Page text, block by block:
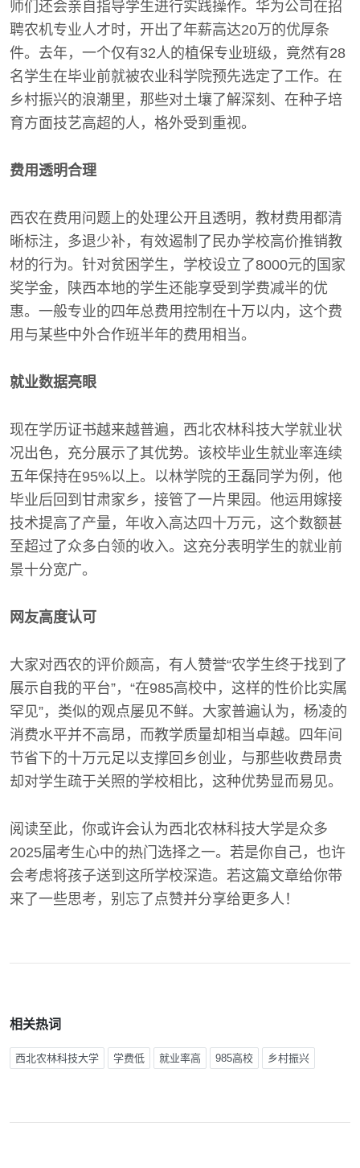
师们还会亲自指导学生进行实践操作。华为公司在招
聘农机专业人才时，开出了年薪高达20万的优厚条
件。去年，一个仅有32人的植保专业班级，竟然有28
名学生在毕业前就被农业科学院预先选定了工作。在
乡村振兴的浪潮里，那些对土壤了解深刻、在种子培
育方面技艺高超的人，格外受到重视。
费用透明合理
西农在费用问题上的处理公开且透明，教材费用都清
晰标注，多退少补，有效遏制了民办学校高价推销教
材的行为。针对贫困学生，学校设立了8000元的国家
奖学金，陕西本地的学生还能享受到学费减半的优
惠。一般专业的四年总费用控制在十万以内，这个费
用与某些中外合作班半年的费用相当。
就业数据亮眼
现在学历证书越来越普遍，西北农林科技大学就业状
况出色，充分展示了其优势。该校毕业生就业率连续
五年保持在95%以上。以林学院的王磊同学为例，他
毕业后回到甘肃家乡，接管了一片果园。他运用嫁接
技术提高了产量，年收入高达四十万元，这个数额甚
至超过了众多白领的收入。这充分表明学生的就业前
景十分宽广。
网友高度认可
大家对西农的评价颇高，有人赞誉“农学生终于找到了
展示自我的平台”，“在985高校中，这样的性价比实属
罕见”，类似的观点屡见不鲜。大家普遍认为，杨凌的
消费水平并不高昂，而教学质量却相当卓越。四年间
节省下的十万元足以支撑回乡创业，与那些收费昂贵
却对学生疏于关照的学校相比，这种优势显而易见。
阅读至此，你或许会认为西北农林科技大学是众多
2025届考生心中的热门选择之一。若是你自己，也许
会考虑将孩子送到这所学校深造。若这篇文章给你带
来了一些思考，别忘了点赞并分享给更多人！
相关热词
西北农林科技大学 学费低 就业率高 985高校 乡村振兴